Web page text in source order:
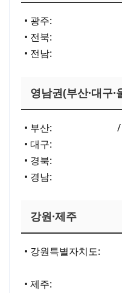
• 광주:
• 전북:
• 전남:
영남권(부산·대구·
• 부산: /
• 대구:
• 경북:
• 경남:
강원·제주
• 강원특별자치도:
• 제주: